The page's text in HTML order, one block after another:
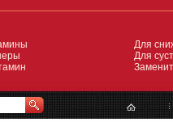
Для
Для